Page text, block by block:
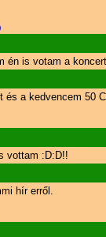
én is votam a
a kedvencem 50
vottam :D:D!!
hír erről.